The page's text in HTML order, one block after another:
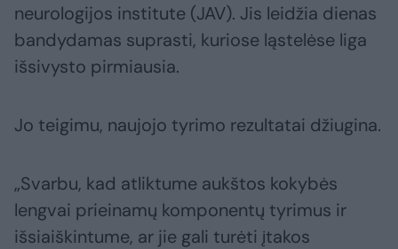
neurologijos institute (JAV). Jis leidžia dienas
bandydamas suprasti, kuriose ląstelėse liga
išsivysto pirmiausia.
Jo teigimu, naujojo tyrimo rezultatai džiugina.
„Svarbu, kad atliktume aukštos kokybės
lengvai prieinamų komponentų tyrimus ir
išsiaiškintume, ar jie gali turėti įtakos